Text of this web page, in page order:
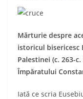
Mărturie despre
istoricul bisericesc
Palestinei (c. 263-
Împăratului
Iată ce scria